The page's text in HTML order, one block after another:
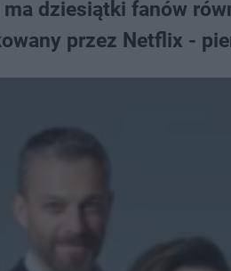
dziesiątki fanów
przez Netflix -